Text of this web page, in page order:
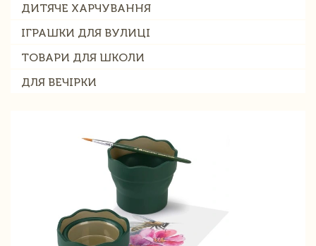
ДИТЯЧЕ ХАРЧУВАННЯ
ІГРАШКИ ДЛЯ ВУЛИЦІ
ТОВАРИ ДЛЯ ШКОЛИ
ДЛЯ ВЕЧІРКИ